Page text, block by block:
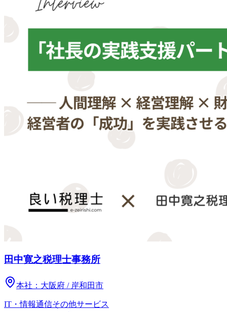
田中寛之税理士事務所
本社： 大阪府 / 岸和田市
IT・情報通信その他サービス